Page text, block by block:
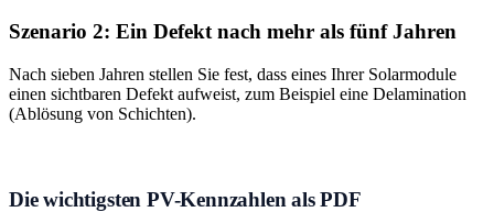
Szenario 2: Ein Defekt nach mehr als fünf Jahren
Nach sieben Jahren stellen Sie fest, dass eines Ihrer Solarmodule
einen sichtbaren Defekt aufweist, zum Beispiel eine Delamination
(Ablösung von Schichten).
Die wichtigsten PV-Kennzahlen als PDF